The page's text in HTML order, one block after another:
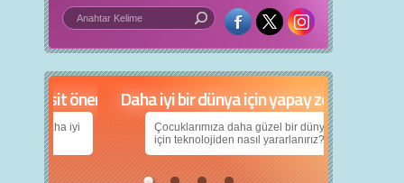
5 basit öneri
daha iyi
Daha iyi bir dünya için yapay zekâ
Çocuklarımıza daha güzel bir dünya bırakabilmek
için teknolojiden nasıl yararlanırız?